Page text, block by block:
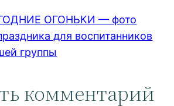
ОГОНЬКИ — фото
для воспитанников
группы
комментарий